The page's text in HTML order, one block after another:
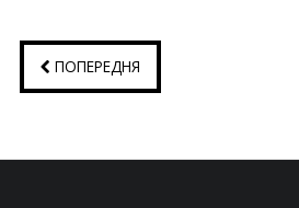
ПОПЕРЕДНЯ